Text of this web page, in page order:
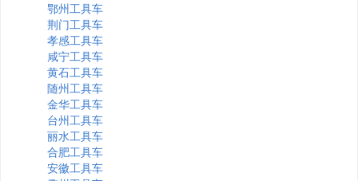
鄂州工具车
荆门工具车
孝感工具车
咸宁工具车
黄石工具车
随州工具车
金华工具车
台州工具车
丽水工具车
合肥工具车
安徽工具车